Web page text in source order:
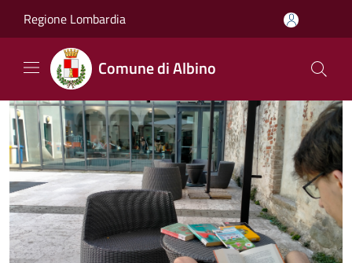
Regione Lombardia
Comune di Albino